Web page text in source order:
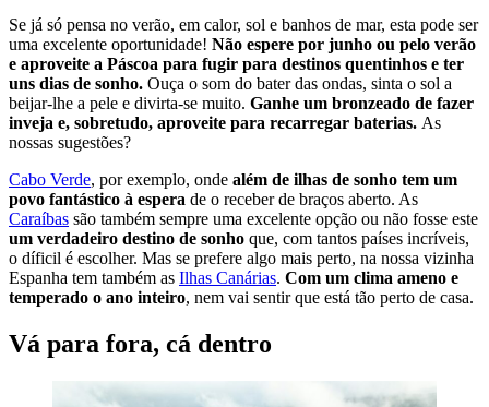
Se já só pensa no verão, em calor, sol e banhos de mar, esta pode ser
uma excelente oportunidade! Não espere por junho ou pelo verão
e aproveite a Páscoa para fugir para destinos quentinhos e ter
uns dias de sonho. Ouça o som do bater das ondas, sinta o sol a
beijar-lhe a pele e divirta-se muito. Ganhe um bronzeado de fazer
inveja e, sobretudo, aproveite para recarregar baterias. As
nossas sugestões?
Cabo Verde, por exemplo, onde além de ilhas de sonho tem um
povo fantástico à espera de o receber de braços aberto. As
Caraíbas são também sempre uma excelente opção ou não fosse este
um verdadeiro destino de sonho que, com tantos países incríveis,
o díficil é escolher. Mas se prefere algo mais perto, na nossa vizinha
Espanha tem também as Ilhas Canárias. Com um clima ameno e
temperado o ano inteiro, nem vai sentir que está tão perto de casa.
Vá para fora, cá dentro